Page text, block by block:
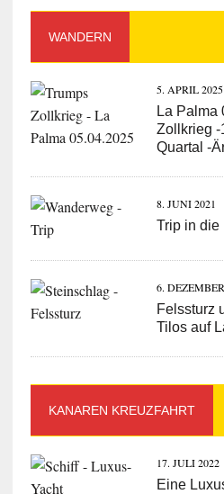
WANDERN
5. APRIL 2025
La Palma
Zollkrieg -
Quartal -
8. JUNI 2021
Trip in die
6.
Felssturz
Tilos auf
KANAREN KREUZFAHRT
17. JULI 2022
Eine